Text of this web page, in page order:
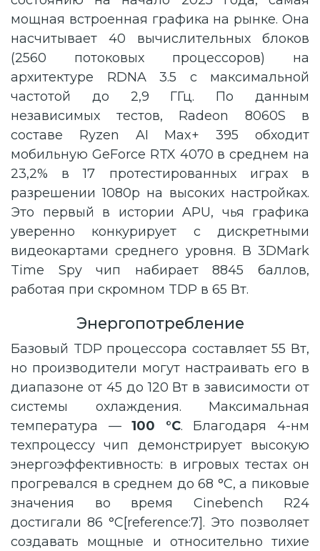
мощная встроенная графика на рынке. Она
насчитывает 40 вычислительных блоков
(2560 потоковых процессоров) на
архитектуре RDNA 3.5 с максимальной
частотой до 2,9 ГГц. По данным
независимых тестов, Radeon 8060S в
составе Ryzen AI Max+ 395 обходит
мобильную GeForce RTX 4070 в среднем на
23,2% в 17 протестированных играх в
разрешении 1080p на высоких настройках.
Это первый в истории APU, чья графика
уверенно конкурирует с дискретными
видеокартами среднего уровня. В 3DMark
Time Spy чип набирает 8845 баллов,
работая при скромном TDP в 65 Вт.
Энергопотребление
Базовый TDP процессора составляет 55 Вт,
но производители могут настраивать его в
диапазоне от 45 до 120 Вт в зависимости от
системы охлаждения. Максимальная
температура —100 °C. Благодаря 4-нм
техпроцессу чип демонстрирует высокую
энергоэффективность: в игровых тестах он
прогревался в среднем до 68 °C, а пиковые
значения во время Cinebench R24
достигали 86 °C[reference:7]. Это позволяет
создавать мощные и относительно тихие